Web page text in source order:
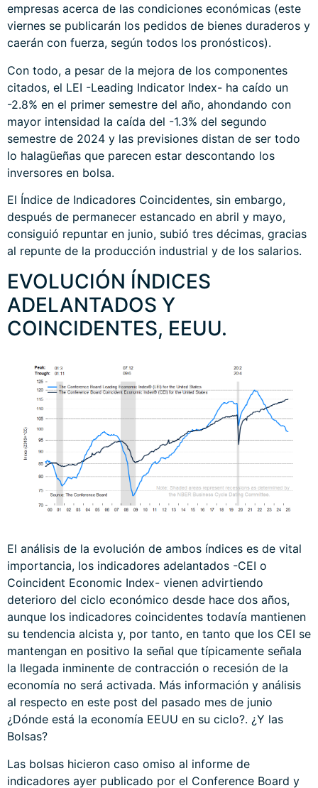
empresas acerca de las condiciones económicas (este
viernes se publicarán los pedidos de bienes duraderos y
caerán con fuerza, según todos los pronósticos).
Con todo, a pesar de la mejora de los componentes
citados, el LEI -Leading Indicator Index- ha caído un
-2.8% en el primer semestre del año, ahondando con
mayor intensidad la caída del -1.3% del segundo
semestre de 2024 y las previsiones distan de ser todo
lo halagüeñas que parecen estar descontando los
inversores en bolsa.
El Índice de Indicadores Coincidentes, sin embargo,
después de permanecer estancado en abril y mayo,
consiguió repuntar en junio, subió tres décimas, gracias
al repunte de la producción industrial y de los salarios.
EVOLUCIÓN ÍNDICES
ADELANTADOS Y
COINCIDENTES, EEUU.
El análisis de la evolución de ambos índices es de vital
importancia, los indicadores adelantados -CEI o
Coincident Economic Index- vienen advirtiendo
deterioro del ciclo económico desde hace dos años,
aunque los indicadores coincidentes todavía mantienen
su tendencia alcista y, por tanto, en tanto que los CEI se
mantengan en positivo la señal que típicamente señala
la llegada inminente de contracción o recesión de la
economía no será activada. Más información y análisis
al respecto en este post del pasado mes de junio
¿Dónde está la economía EEUU en su ciclo?. ¿Y las
Bolsas?
Las bolsas hicieron caso omiso al informe de
indicadores ayer publicado por el Conference Board y